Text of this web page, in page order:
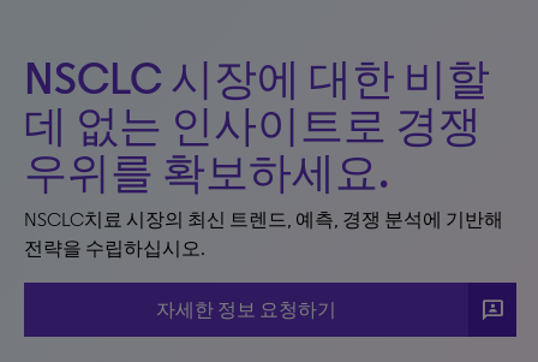
NSCLC 시장에 대한 비할
데 없는 인사이트로 경쟁
우위를 확보하세요.
NSCLC치료 시장의 최신 트렌드, 예측, 경쟁 분석에 기반해
전략을 수립하십시오.
자세한 정보 요청하기 3p